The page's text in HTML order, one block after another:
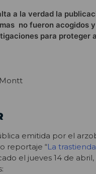
a la verdad la
no fueron acogidos
para proteger
emitida por el
reportaje “La
el jueves 14 de